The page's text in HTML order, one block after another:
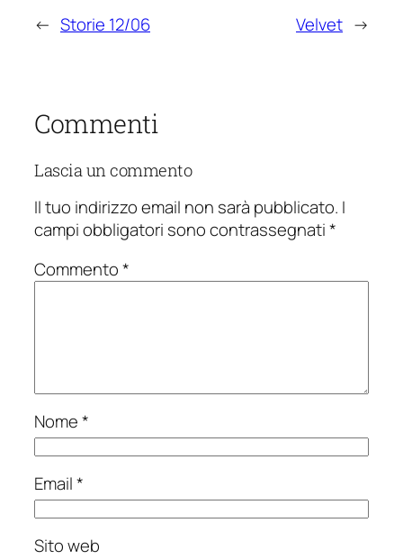
← Storie 12/06 Velvet →
Commenti
Lascia un commento
Il tuo indirizzo email non sarà pubblicato. I
campi obbligatori sono contrassegnati*
Commento*
Nome*
Email*
Sito web